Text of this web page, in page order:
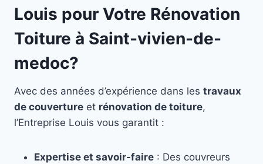
Louis pour Votre Rénovation
Toiture à Saint-vivien-de-
medoc?
Avec des années d’expérience dans les travaux
de couverture et rénovation de toiture,
l’Entreprise Louis vous garantit :
Expertise et savoir-faire : Des couvreurs